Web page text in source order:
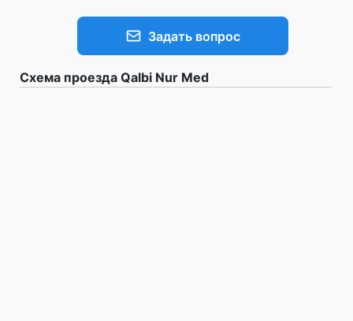
Задать вопрос
Схема проезда Qalbi Nur Med